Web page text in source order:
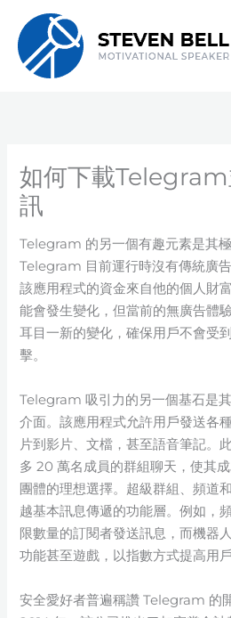
content
如何下載Telegram
訊
Telegram 的另一個有趣元素是其極
Telegram 目前運行時沒有傳統廣告
該應用程式的資金來自他的個人財
能會發生變化，但當前的無廣告體
耳目一新的變化，確保用戶不會受
擊。
Telegram 吸引力的另一個基石是
介面。該應用程式允許用戶發送各
片到影片、文檔，甚至語音筆記。
多 20 萬名成員的群組聊天，使其
團體的理想選擇。超級群組、頻道
越基本訊息傳遞的功能層。例如，
限數量的訂閱者發送訊息，而機器
功能甚至遊戲，以指數方式提高用戶
安全愛好者普遍稱讚 Telegram 的